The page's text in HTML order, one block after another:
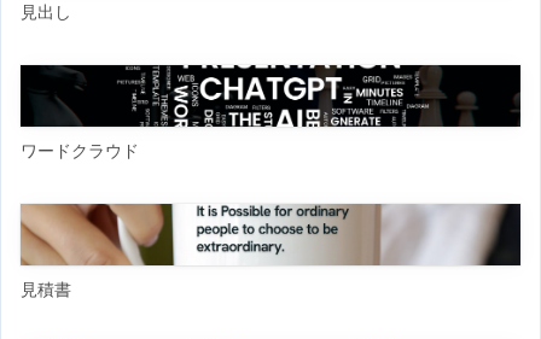
見出し
ワードクラウド
見積書